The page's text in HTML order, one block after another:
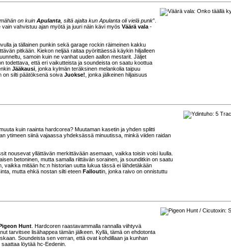
on kuin Apulanta , siltä ajalta kun Apulanta oli vielä punk”.
vahvistuu ajan myötä ja juuri näin kävi myös Väärä vala -
ja tällainen punkin sekä garage rockin räimeinen kakku
pitkään. Kiekon neljää raitaa pyörittäessä käykin hiljalleen
samoin kuin ne vanhat uuden aallon mestarit. Jäljet
todettava, että eri vaikutteista ja soundeista on saatu koottua
Jääkausi , jonka kylmän teräksinen melankolia taipuu
on silti päätöksenä soiva Juokse! , jonka jälkeinen hiljaisuus
kuin raainta hardcorea? Muutaman kasetin ja yhden splitti
ytimeen siinä vajaassa yhdeksässä minuutissa, minkä viiden raidan
nousevat yllättävän merkittävään asemaan, vaikka toisin voisi luulla.
betoninen, mutta samalla riittävän sorainen, ja sounditkin on saatu
vaikka mitään hc:n historian uutta lukua tässä ei lähdetäkään
mutta ehkä nostan silti eteen Falloutin, jonka raivo on onnistuttu
Hunt . Hardcoren raastavammalla rannalla viihtyvä
tarvitsee lisähappea tämän jälkeen. Kyllä, tämä on ehdotonta
Soundeista sen verran, että ovat kohdillaan ja kunhan
löytää hc-Eedenin.